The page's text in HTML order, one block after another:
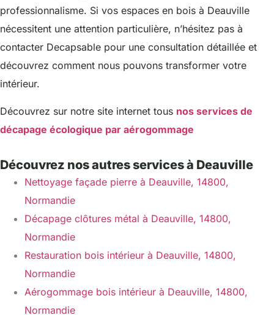
professionnalisme. Si vos espaces en bois à Deauville
nécessitent une attention particulière, n’hésitez pas à
contacter Decapsable pour une consultation détaillée et
découvrez comment nous pouvons transformer votre
intérieur.
Découvrez sur notre site internet tous nos services de
décapage écologique par aérogommage
Découvrez nos autres services à Deauville
Nettoyage façade pierre à Deauville, 14800,
Normandie
Décapage clôtures métal à Deauville, 14800,
Normandie
Restauration bois intérieur à Deauville, 14800,
Normandie
Aérogommage bois intérieur à Deauville, 14800,
Normandie